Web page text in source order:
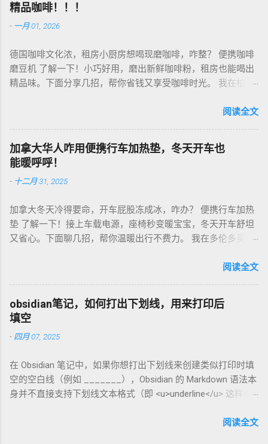
精品咖啡！！！
- 一月 01, 2026
德国咖啡文化浓，租房小厨房想喝现磨咖啡，咋整？ 便携咖啡
磨豆机 了解一下！小巧好用，磨出新鲜咖啡粉，租房也能喝出
精品味。下面分享几招，帮你省钱又享受咖啡时光。 我在柏林
挑磨豆机看磨芯，陶瓷的耐用不发热，像Hario、Porlex这些牌
邻居可能嫌吵…… 磨豆有讲究。粗磨适合法压壶，细磨适合意式
咖啡机，App上查磨豆粗细对照表，新手不翻车。我每周磨一
次，存密封罐，早上冲杯咖啡，香到飞起！德国超市咖啡豆
贵，网购Amazon.de或本地咖啡店促销，10欧元买半磅好豆，
欧元搞定。华人微信群也有二手交易，20欧元能淘好货。 便携
咖啡磨豆机 让德国华人租房也能喝精品咖啡，赶紧试试，生活
更有味！
阅读全文
加拿大华人咋用便携行车加热垫，冬天开车也
能暖呼呼！
- 十二月 31, 2025
加拿大冬天冷得要命，开车屁股冻成冰，咋办？ 便携行车加热
垫 了解一下！接上车载电源，座椅秒变暖宝宝，冬天开车舒坦
又省心。下面聊几招，帮你温暖出行不费力。 我在多伦多买了
质，绒布的舒服又耐用，像Wagan、Comfier这些牌子，加热快
车座尺寸，通用款最省心。 用的时候简单到爆。插上车载
USB，5分钟座椅热乎乎，开长途都不冷。我在卡尔加里雪天开
车，加热垫开低档，20分钟省油又暖和。搭配个方向盘套，手
也不冻，安全又舒服。冬天停车后收好垫子，别让雪水弄湿，
常打折，30加币搞定。华人论坛也有二手交易，20加币能淘好
货。 便携行车加热垫 让加拿大华人冬天开车暖呼呼，赶紧入
手，出行更舒心！
阅读全文
obsidian笔记，如何打出下划线，用来打印后
填空
- 四月 07, 2025
在 Obsidian 笔记中，如果你想打出下划线来创建类似打印时填
空的空白线（例如 _______），Obsidian 的 Markdown 语法本
身并不直接支持下划线文本格式（即 <u>underline</u> 这样的
以下方法实现类似效果： 方法 1：使用下划线字符 直接输入连
阅读全文